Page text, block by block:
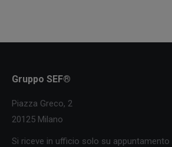
Gruppo SEF®
Piazza Greco, 2
20125 Milano
Si riceve in ufficio solo su appuntamento